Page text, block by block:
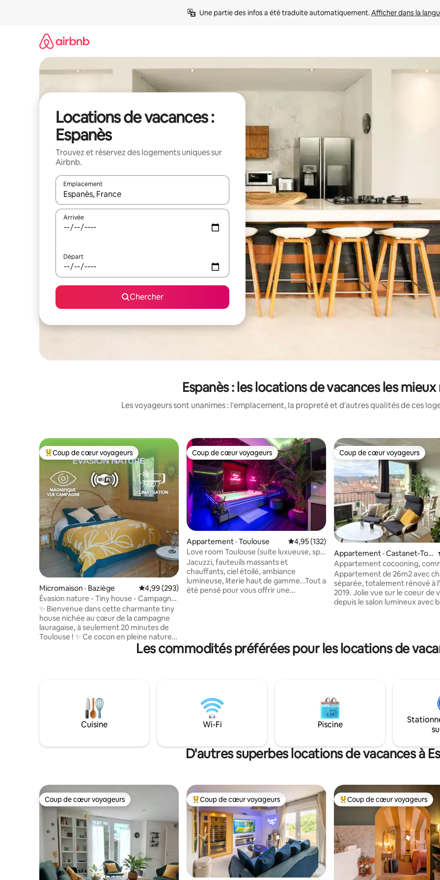
Une partie des infos a été traduite automatiquement. Afficher dans la
Locations de vacances :
Espanès
Trouvez et réservez des logements uniques sur
Airbnb.
Emplacement
Quand les résultats sont affichés, parcourez-les en utilisant les flèches vers le haut et vers le bas, ou en appuyant
Arrivée
Départ
Chercher
Espanès : les locations de vacances les
Les voyageurs sont unanimes : l'emplacement, la propreté et d'autres qualités de ces
Coup de cœur voyageurs parmi les plus aimés
Coup de cœur voyageurs
Micromaison · Baziège Note moyenne de 4,99 sur 5, 293 commentaires
4,99 (293)
Évasion nature - Tiny house - Campagne
Lauragaise
✨ Bienvenue dans cette charmante tiny
house nichée au cœur de la campagne
lauragaise, à seulement 20 minutes de
Toulouse ! ✨ Ce cocon en pleine nature
est idéal pour une escapade à deux, une
pause ou un séjour au vert. Située à
Indépendante, bien équipée, avec accès
extérieur, elle offre tout le nécessaire
pour un séjour reposant entre ville et
Coup de cœur voyageurs
Coup de cœur voyageurs
Appartement · Toulouse Note moyenne de 4,95 sur 5, 132
4,95 (132)
Love room Toulouse (suite luxueuse, spa
privatif)
Jacuzzi, fauteuils massants et
chauffants, ciel étoilé, ambiance
lumineuse, literie haut de gamme...Tout a
été pensé pour vous offrir une
quartier du Busca, à deux pas du Pont
des Demoiselles, l'appartement est à 5
Coup de cœur voyageurs
Coup de cœur voyageurs
Appartement · Castanet-Tol
osan
Appartement cocooning,
transports, parking
Appartement de 26m2 avec
séparée, totalement rénové à
2019. Jolie vue sur le coeur de
depuis le salon lumineux avec
(boulangerie, Carrefour City,
Les commodités préférées pour les locations de
Cuisine Wi-Fi Piscine
D'autres superbes locations de vacances à
Coup de cœur voyageurs
Coup de cœur voyageurs Coup de cœur voyageurs parmi les plus aimés
Coup de cœur voyageurs Coup de cœur voyageurs
Coup de cœur voyageurs